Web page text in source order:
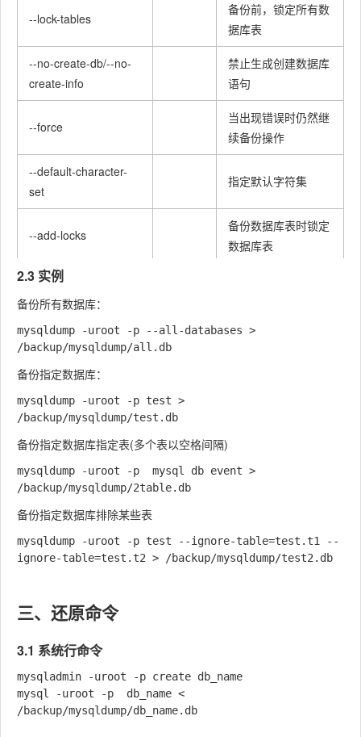
--lock-tables
备份前，锁定所有数
据库表
--no-create-db/--no-
create-info
禁止生成创建数据库
语句
--force
当出现错误时仍然继
续备份操作
--default-character-
set
指定默认字符集
--add-locks
备份数据库表时锁定
数据库表
2.3 实例
备份所有数据库：
mysqldump -uroot -p --all-databases >
备份指定数据库：
mysqldump -uroot -p test >
备份指定数据库指定表(多个表以空格间隔)
mysqldump -uroot -p  mysql db event >
备份指定数据库排除某些表
mysqldump -uroot -p test --ignore-table=test.t1 --
ignore-table=test.t2 > /backup/mysqldump/test2.db
三、还原命令
3.1 系统行命令
mysqladmin -uroot -p create db_name
mysql -uroot -p  db_name <
/backup/mysqldump/db_name.db